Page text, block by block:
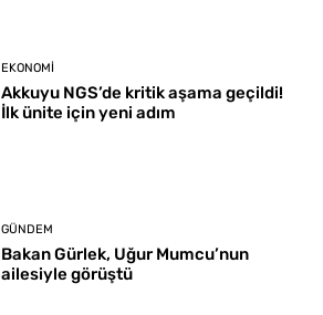
EKONOMI
Akkuyu NGS’de kritik aşama geçildi!
İlk ünite için yeni adım
GÜNDEM
Bakan Gürlek, Uğur Mumcu’nun
ailesiyle görüştü